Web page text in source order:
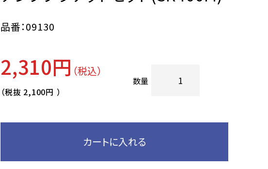
品番：09130
2,310円 （税込）
（税抜 2,100円 ）
数量
カートに入れる